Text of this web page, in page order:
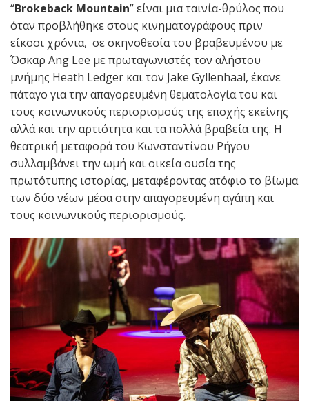
“Brokeback Mountain” είναι μια ταινία-θρύλος που
όταν προβλήθηκε στους κινηματογράφους πριν
είκοσι χρόνια, σε σκηνοθεσία του βραβευμένου με
Όσκαρ Ang Lee με πρωταγωνιστές τον αλήστου
μνήμης Heath Ledger και τον Jake Gyllenhaal, έκανε
πάταγο για την απαγορευμένη θεματολογία του και
τους κοινωνικούς περιορισμούς της εποχής εκείνης
αλλά και την αρτιότητα και τα πολλά βραβεία της. Η
θεατρική μεταφορά του Κωνσταντίνου Ρήγου
συλλαμβάνει την ωμή και οικεία ουσία της
πρωτότυπης ιστορίας, μεταφέροντας ατόφιο το βίωμα
των δύο νέων μέσα στην απαγορευμένη αγάπη και
τους κοινωνικούς περιορισμούς.